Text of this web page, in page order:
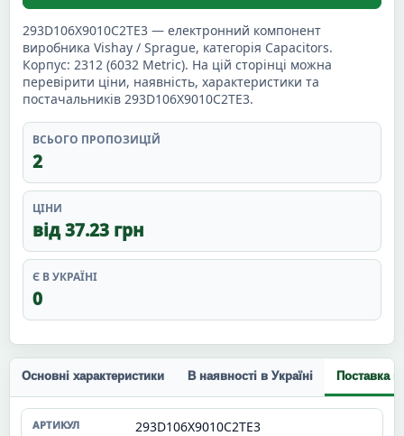
293D106X9010C2TE3 — електронний компонент
виробника Vishay / Sprague, категорія Capacitors.
Корпус: 2312 (6032 Metric). На цій сторінці можна
перевірити ціни, наявність, характеристики та
постачальників 293D106X9010C2TE3.
ВСЬОГО ПРОПОЗИЦІЙ
2
ЦІНИ
від 37.23 грн
Є В УКРАЇНІ
0
Основні характеристики В наявності в Україні Поставка
293D106X9010C2TE3